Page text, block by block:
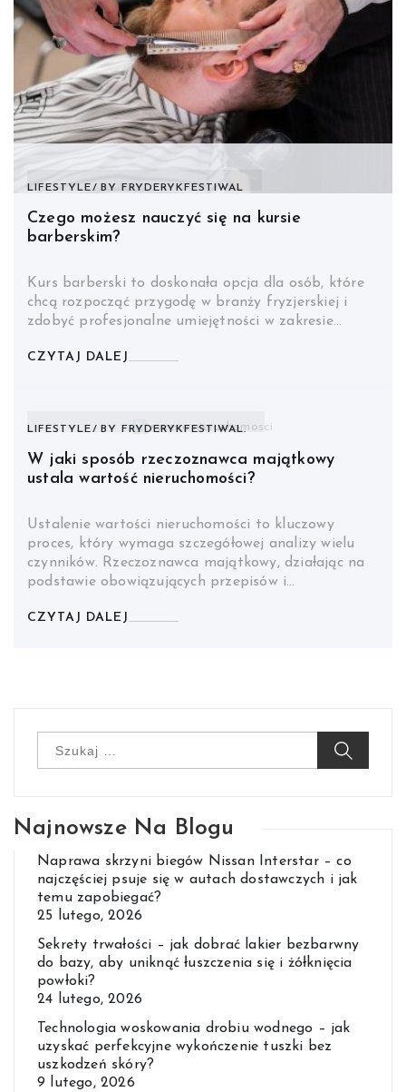
LIFESTYLE BY FRYDERYKFESTIWAL
Czego możesz nauczyć się na kursie
barberskim?
Kurs barberski to doskonała opcja dla osób, które
chcą rozpocząć przygodę w branży fryzjerskiej i
zdobyć profesjonalne umiejętności w zakresie…
CZYTAJ DALEJ
LIFESTYLE BY FRYDERYKFESTIWAL.
W jaki sposób rzeczoznawca majątkowy
ustala wartość nieruchomości?
Ustalenie wartości nieruchomości to kluczowy
proces, który wymaga szczegółowej analizy wielu
czynników. Rzeczoznawca majątkowy, działając na
podstawie obowiązujących przepisów i…
CZYTAJ DALEJ
Najnowsze Na Blogu
Naprawa skrzyni biegów Nissan Interstar – co
najczęściej psuje się w autach dostawczych i jak
temu zapobiegać?
25 lutego, 2026
Sekrety trwałości – jak dobrać lakier bezbarwny
do bazy, aby uniknąć łuszczenia się i żółknięcia
powłoki?
24 lutego, 2026
Technologia woskowania drobiu wodnego – jak
uzyskać perfekcyjne wykończenie tuszki bez
uszkodzeń skóry?
9 lutego, 2026